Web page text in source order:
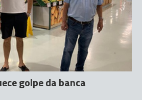
golpe da banca